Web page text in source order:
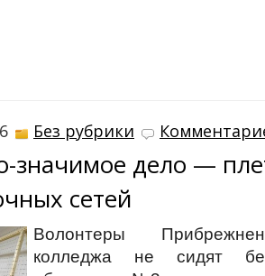
Без рубрики
значимое дело —
сетей
Волонтеры
колледжа не сидят